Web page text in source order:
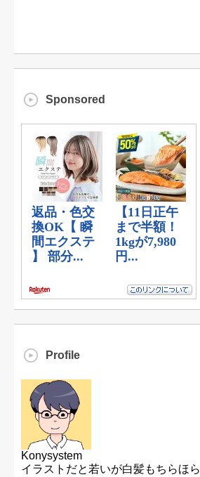
Sponsored
Profile
Konysystem
イラストだと若いが白髪もちらほら